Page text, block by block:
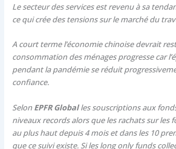
Le secteur des services est revenu à sa
ce qui crée des tensions sur le marché du
A court terme l’économie chinoise devrait
consommation des ménages progresse car
pendant la pandémie se réduit
confiance.
Selon EPFR Globalles souscriptions aux
niveaux records alors que les rachats sur les
au plus haut depuis 4 mois et dans les 10
que ce suivi existe. Si les long only funds